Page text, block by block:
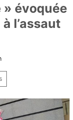
évoquée
l’assaut